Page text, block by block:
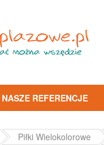
NASZE REFERENCJE
Piłki Wielokolorowe